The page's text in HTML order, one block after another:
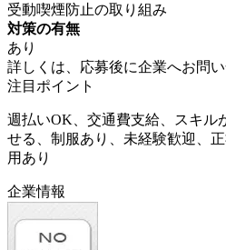
受動喫煙防止の取り組み
対策の有無
あり
詳しくは、応募後に企業へお問
注目ポイント
週払いOK、交通費支給、スキル
せる、制服あり、未経験歓迎、
用あり
企業情報